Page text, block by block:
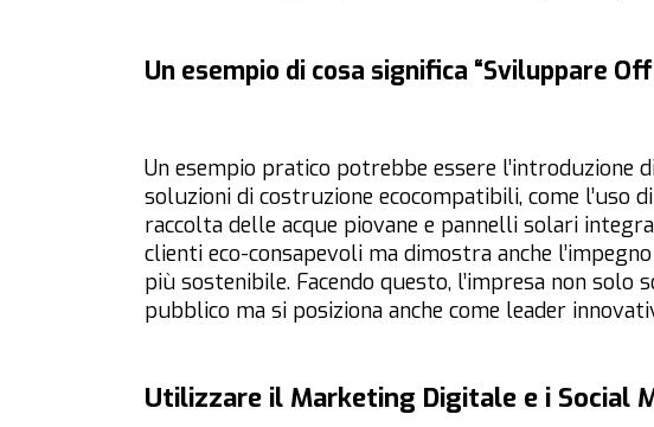
Un esempio di cosa significa “Sviluppare
Un esempio pratico potrebbe essere l’introduzione
soluzioni di costruzione ecocompatibili, come l’uso
raccolta delle acque piovane e pannelli solari
clienti eco-consapevoli ma dimostra anche
più sostenibile. Facendo questo, l’impresa non solo
pubblico ma si posiziona anche come leader
Utilizzare il Marketing Digitale e i Social